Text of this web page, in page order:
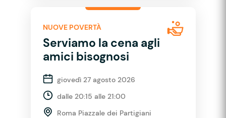
NUOVE POVERTÀ
Serviamo la cena agli
amici bisognosi
giovedì 27 agosto 2026
dalle 20:15 alle 21:00
Roma Piazzale dei Partigiani